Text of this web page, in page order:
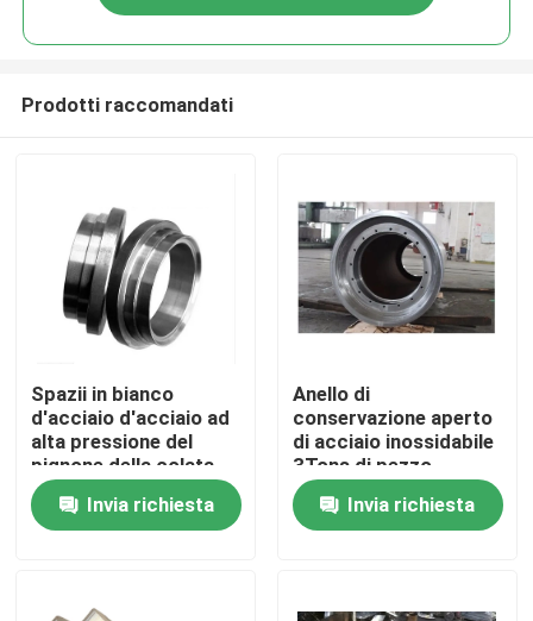
Casa
Prodotti
Prodotti raccomandati
Spazii in bianco
d'acciaio d'acciaio ad
alta pressione del
pignone della colata
20crmnmo 16mncr5
di vendita calda
Invia richiesta
Anello di
conservazione aperto
di acciaio inossidabile
3Tons di pezzo
fucinato 4000mm
dello stampo di
vendita calda
Invia richiesta